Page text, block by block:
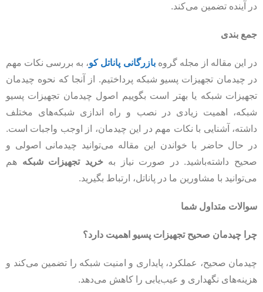
در آینده تضمین می‌کند.
جمع بندی
در این مقاله از مجله گروهبازرگانی پاناتل کو، به بررسی نکات مهم
در چیدمان تجهیزات پسیو شبکه پرداختیم. از آنجا که نحوه چیدمان
تجهیزات شبکه یا بهتر است بگوییم اصول چیدمان تجهیزات پسیو
شبکه، اهمیت زیادی در نصب و راه اندازی شبکه‌های مختلف
داشته، آشنایی با نکات مهم در این چیدمان، از اوجب واجبات است.
در حال حاضر با خواندن این مقاله می‌توانید چیدمانی اصولی و
صحیح داشته‌باشید. در صورت نیاز بهخرید تجهیزات شبکه هم
می‌توانید با مشاورین ما در پاناتل، ارتباط بگیرید.
سوالات متداول شما
چرا چیدمان صحیح تجهیزات پسیو اهمیت دارد؟
چیدمان صحیح، عملکرد، پایداری و امنیت شبکه را تضمین می‌کند و
هزینه‌های نگهداری و عیب‌یابی را کاهش می‌دهد.